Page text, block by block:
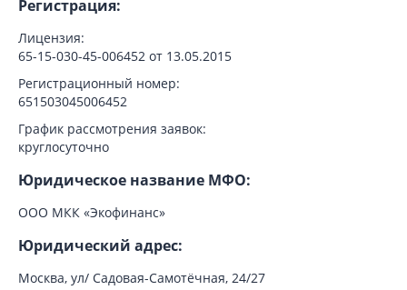
Регистрация:
Лицензия:
65-15-030-45-006452 от 13.05.2015
Регистрационный номер:
651503045006452
График рассмотрения заявок:
круглосуточно
Юридическое название МФО:
ООО МКК «Экофинанс»
Юридический адрес:
Москва, ул/ Садовая-Самотёчная, 24/27